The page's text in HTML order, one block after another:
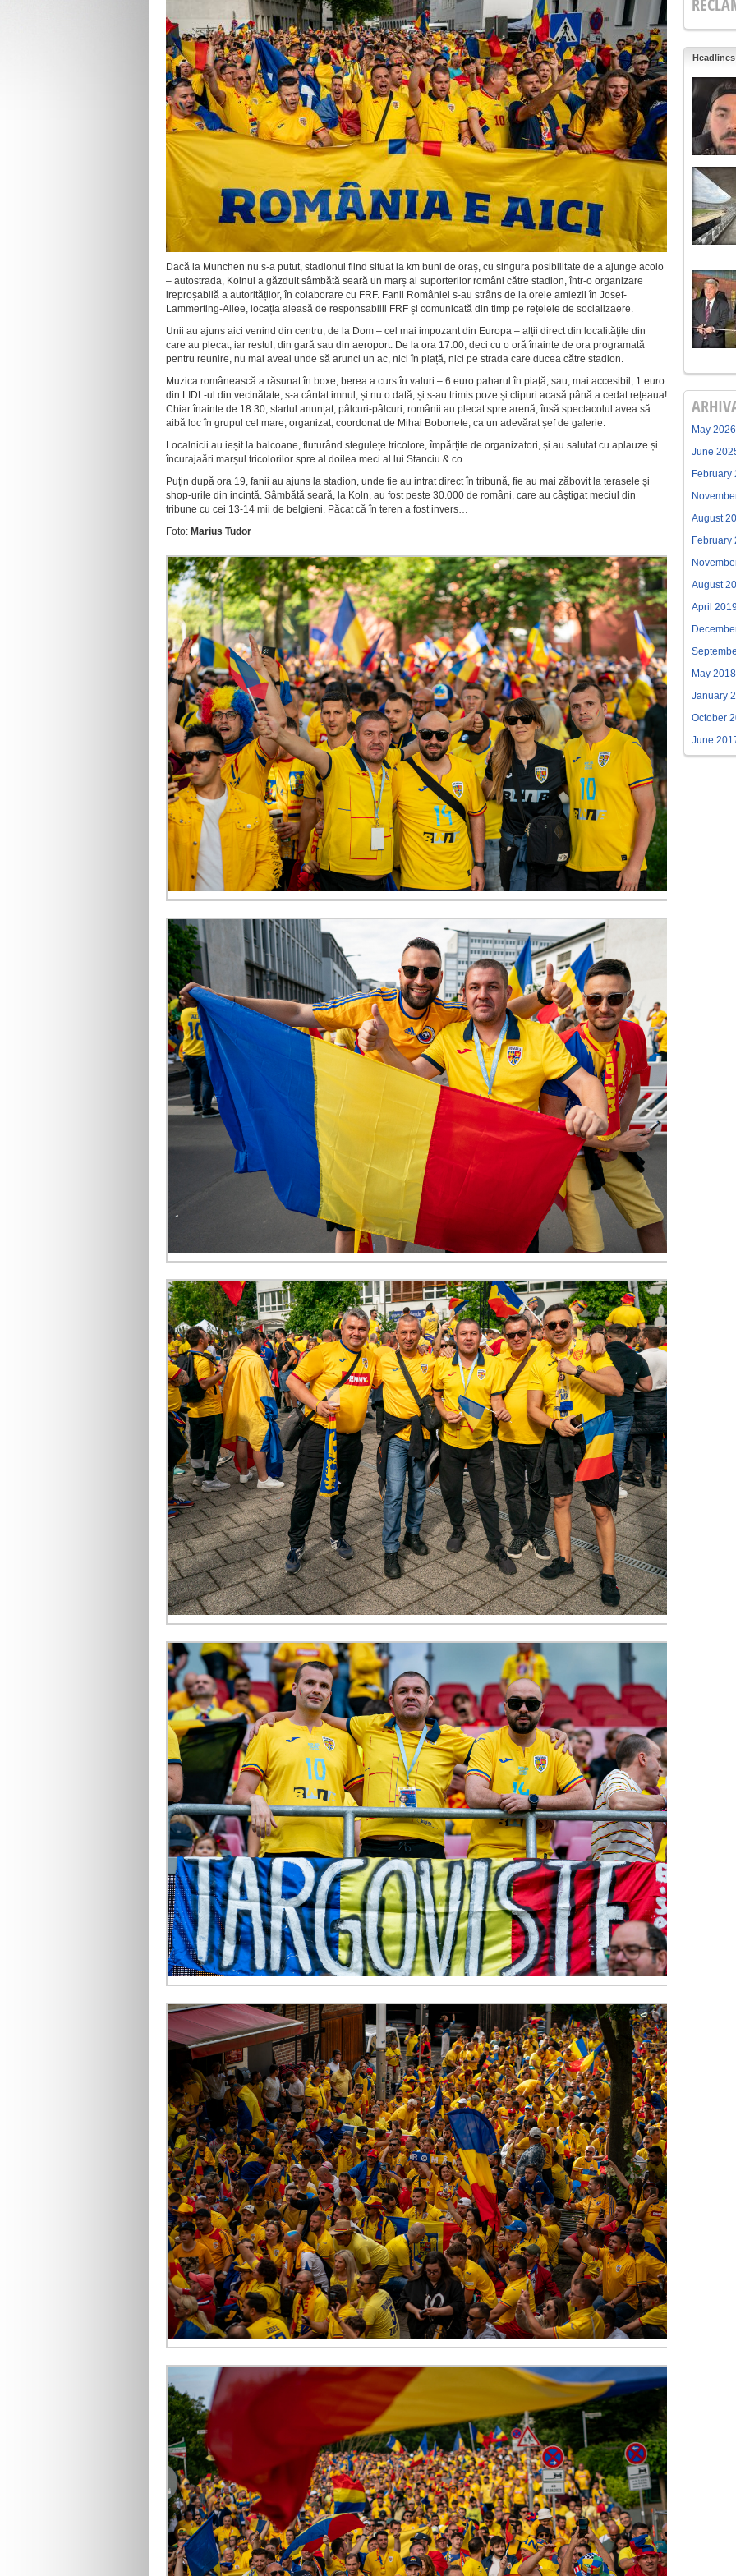
Dacă la Munchen nu s-a putut, stadionul fiind situat la km buni de oraș, cu singura posibilitate de a ajunge acolo
– autostrada, Kolnul a găzduit sâmbătă seară un marș al suporterilor români către stadion, într-o organizare
ireproșabilă a autorităților, în colaborare cu FRF. Fanii României s-au strâns de la orele amiezii în Josef-
Lammerting-Allee, locația aleasă de responsabilii FRF și comunicată din timp pe rețelele de socializaere.
Unii au ajuns aici venind din centru, de la Dom – cel mai impozant din Europa – alții direct din localitățile din
care au plecat, iar restul, din gară sau din aeroport. De la ora 17.00, deci cu o oră înainte de ora programată
pentru reunire, nu mai aveai unde să arunci un ac, nici în piață, nici pe strada care ducea către stadion.
Muzica românească a răsunat în boxe, berea a curs în valuri – 6 euro paharul în piață, sau, mai accesibil, 1 euro
din LIDL-ul din vecinătate, s-a cântat imnul, și nu o dată, și s-au trimis poze și clipuri acasă până a cedat rețeaua!
Chiar înainte de 18.30, startul anunțat, pâlcuri-pâlcuri, românii au plecat spre arenă, însă spectacolul avea să
aibă loc în grupul cel mare, organizat, coordonat de Mihai Bobonete, ca un adevărat șef de galerie.
Localnicii au ieșit la balcoane, fluturând stegulețe tricolore, împărțite de organizatori, și au salutat cu aplauze și
încurajaări marșul tricolorilor spre al doilea meci al lui Stanciu &.co.
Puțin după ora 19, fanii au ajuns la stadion, unde fie au intrat direct în tribună, fie au mai zăbovit la terasele și
shop-urile din incintă. Sâmbătă seară, la Koln, au fost peste 30.000 de români, care au câștigat meciul din
tribune cu cei 13-14 mii de belgieni. Păcat că în teren a fost invers…
Foto: Marius Tudor
Headlines
May 2026
June
February
August
February
August
April
May 2018
January
October
June